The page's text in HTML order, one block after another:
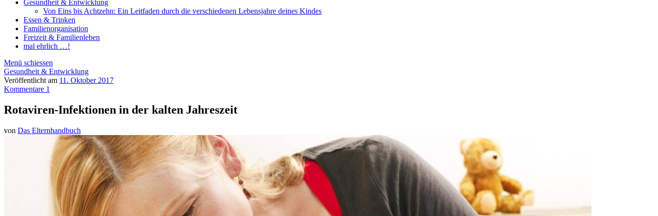
Gesundheit & Entwicklung
Von Eins bis Achtzehn: Ein Leitfaden durch die verschiedenen Lebensjahre deines Kindes
Essen & Trinken
Familienorganisation
Freizeit & Familienleben
mal ehrlich …!
Menü schiessen
Gesundheit & Entwicklung
Veröffentlicht am 11. Oktober 2017
Kommentare 1
Rotaviren-Infektionen in der kalten Jahreszeit
von Das Elternhandbuch